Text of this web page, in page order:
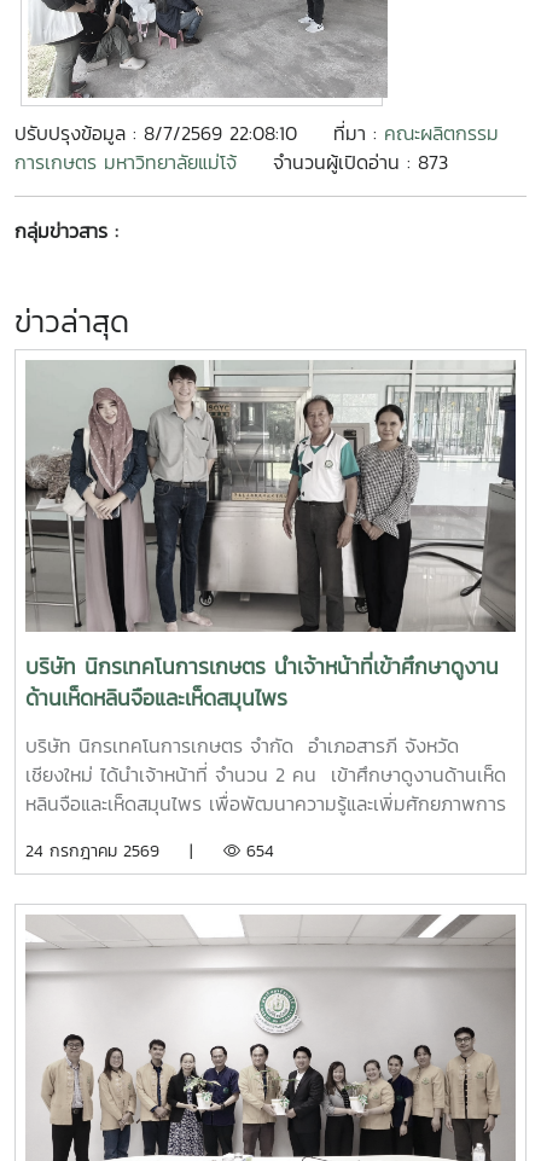
ปรับปรุงข้อมูล : 8/7/2569 22:08:10 ที่มา : คณะผลิตกรรม
การเกษตร มหาวิทยาลัยแม่โจ้
จำนวนผู้เปิดอ่าน : 873
กลุ่มข่าวสาร :
ข่าวล่าสุด
บริษัท นิกรเทคโนการเกษตร นำเจ้าหน้าที่เข้าศึกษาดูงาน
ด้านเห็ดหลินจือและเห็ดสมุนไพร
บริษัท นิกรเทคโนการเกษตร จำกัด อำเภอสารภี จังหวัด
เชียงใหม่ ได้นำเจ้าหน้าที่ จำนวน 2 คน เข้าศึกษาดูงานด้านเห็ด
หลินจือและเห็ดสมุนไพร เพื่อพัฒนาความรู้และเพิ่มศักยภาพการ
ใช้ในการวิจัย พัฒนาและต่อยอดผลิตภัณฑ์ให้มีคุณภาพและได้
ศุกร์ ที่ 24 กรกฎาคม พ.ศ. 2569 ณ ศูนย์พัฒนาเห็ดหลินจือและ
เห็ดสมุนไพรอินทรีย์ คณะผลิตกรรมการเกษตร มหาวิทยาลัยแม่
โจ้
24 กรกฎาคม 2569 | 654